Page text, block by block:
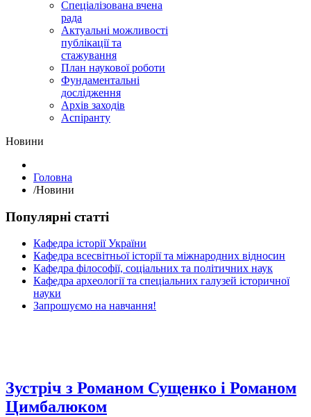
Спеціалізована вчена
рада
Актуальні можливості
публікації та
стажування
План наукової роботи
Фундаментальні
дослідження
Архів заходів
Аспіранту
Hовини
Головна
/Hовини
Популярні статті
Кафедра історії України
Кафедра всесвітньої історії та міжнародних відносин
Кафедра філософії, соціальних та політичних наук
Кафедра археології та спеціальних галузей історичної
науки
Запрошуємо на навчання!
Зустріч з Романом Сущенко і Романом
Цимбалюком